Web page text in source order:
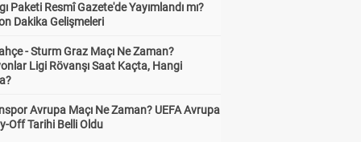
Paketi Resmî Gazete'de Yayımlandı mı?
Dakika Gelişmeleri
- Sturm Graz Maçı Ne Zaman?
Ligi Rövanşı Saat Kaçta, Hangi
Avrupa Maçı Ne Zaman? UEFA Avrupa
Off Tarihi Belli Oldu